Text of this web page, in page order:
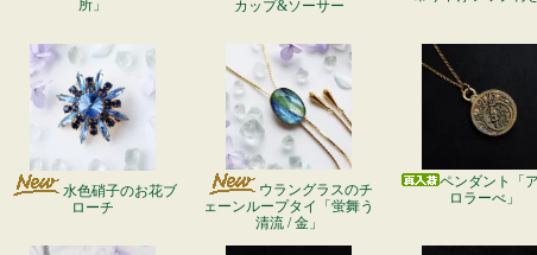
所」
カップ&ソーサー
水色硝子のお花ブ
ローチ
ウラングラスのチ
ェーンループタイ「蛍舞う
清流 / 金」
ペンダント「
ロラーべ」